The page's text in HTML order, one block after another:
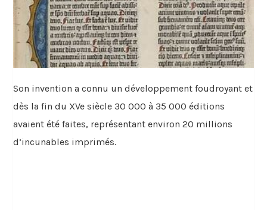
Son invention a connu un développement foudroyant et
dès la fin du XVe siècle 30 000 à 35 000 éditions
avaient été faites, représentant environ 20 millions
d’incunables imprimés.